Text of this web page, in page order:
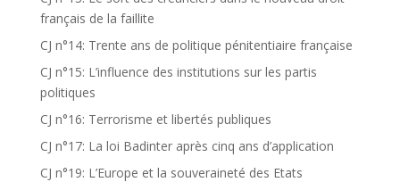
français de la faillite
CJ n°14: Trente ans de politique pénitentiaire française
CJ n°15: L’influence des institutions sur les partis
politiques
CJ n°16: Terrorisme et libertés publiques
CJ n°17: La loi Badinter après cinq ans d’application
CJ n°19: L’Europe et la souveraineté des Etats